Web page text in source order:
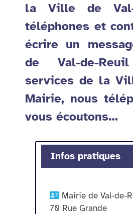
la Ville de
téléphones et
écrire un
de Val-de-
services de la
Mairie, nous
vous écoutons…
Infos pratiques
Mairie de Val-de-
70 Rue Grande